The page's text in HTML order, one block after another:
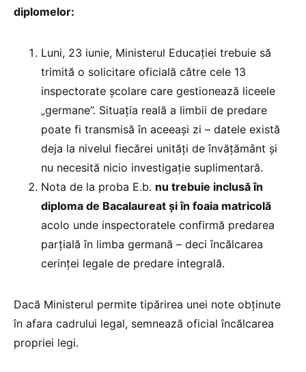
diplomelor:
Luni, 23 iunie, Ministerul Educației trebuie să
trimită o solicitare oficială către cele 13
inspectorate școlare care gestionează liceele
„germane”. Situația reală a limbii de predare
poate fi transmisă în aceeași zi – datele există
deja la nivelul fiecărei unități de învățământ și
nu necesită nicio investigație suplimentară.
Nota de la proba E.b. nu trebuie inclusă în
diploma de Bacalaureat și în foaia matricolă
acolo unde inspectoratele confirmă predarea
parțială în limba germană – deci încălcarea
cerinței legale de predare integrală.
Dacă Ministerul permite tipărirea unei note obținute
în afara cadrului legal, semnează oficial încălcarea
propriei legi.